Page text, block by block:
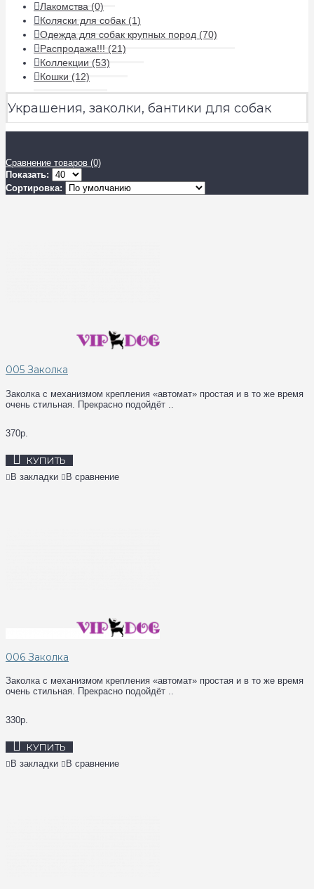
Лакомства (0)
Коляски для собак (1)
Одежда для собак крупных пород (70)
Распродажа!!! (21)
Коллекции (53)
Кошки (12)
Украшения, заколки, бантики для собак
Сравнение товаров (0)
Показать:
Сортировка:
005 Заколка
Заколка с механизмом крепления «автомат» простая и в то же время
очень стильная. Прекрасно подойдёт ..
370р.
КУПИТЬ
В закладки В сравнение
006 Заколка
Заколка с механизмом крепления «автомат» простая и в то же время
очень стильная. Прекрасно подойдёт ..
330р.
КУПИТЬ
В закладки В сравнение